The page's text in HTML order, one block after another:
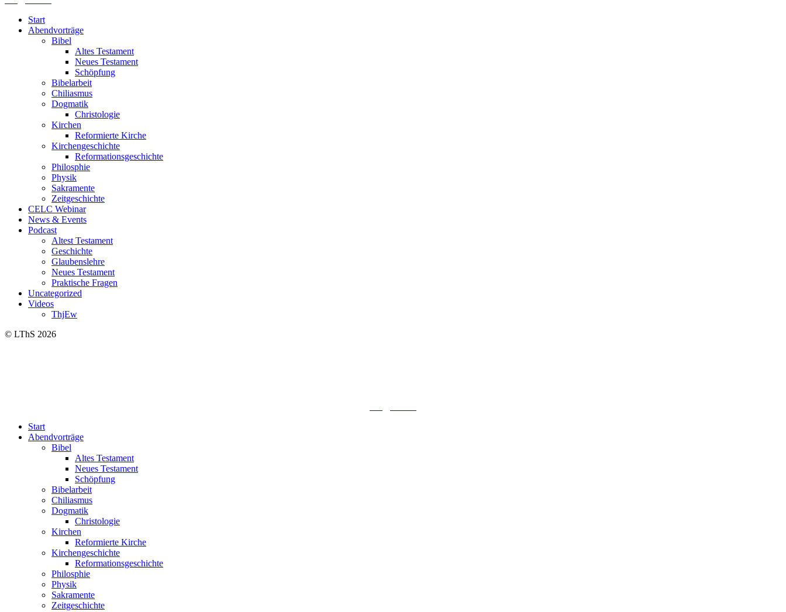
Start
Abendvorträge
Bibel
Altes Testament
Neues Testament
Schöpfung
Bibelarbeit
Chiliasmus
Dogmatik
Christologie
Kirchen
Reformierte Kirche
Kirchengeschichte
Reformationsgeschichte
Philosphie
Physik
Sakramente
Zeitgeschichte
CELC Webinar
News & Events
Podcast
Altest Testament
Geschichte
Glaubenslehre
Neues Testament
Praktische Fragen
Uncategorized
Videos
ThjEw
© LThS 2026
Start
Abendvorträge
Bibel
Altes Testament
Neues Testament
Schöpfung
Bibelarbeit
Chiliasmus
Dogmatik
Christologie
Kirchen
Reformierte Kirche
Kirchengeschichte
Reformationsgeschichte
Philosphie
Physik
Sakramente
Zeitgeschichte